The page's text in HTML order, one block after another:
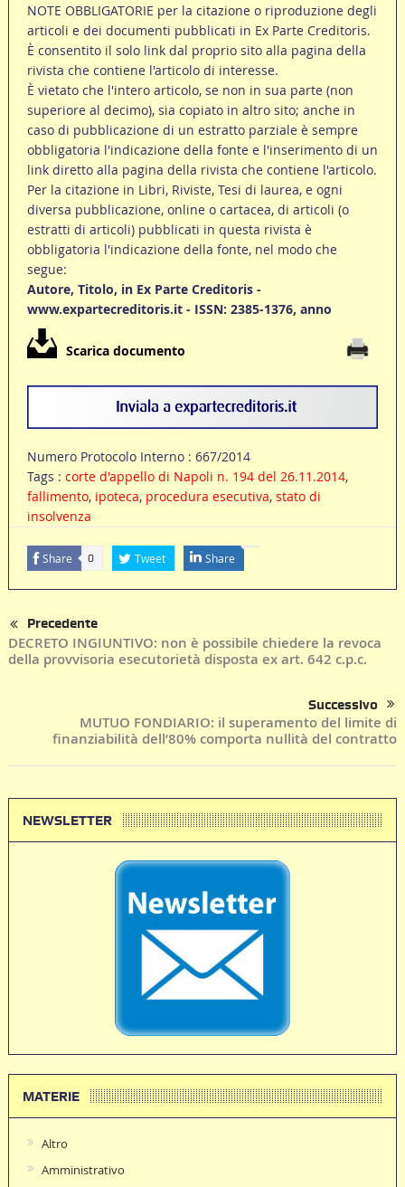
NOTE OBBLIGATORIE per la citazione o riproduzione degli
articoli e dei documenti pubblicati in Ex Parte Creditoris.
È consentito il solo link dal proprio sito alla pagina della
rivista che contiene l'articolo di interesse.
È vietato che l'intero articolo, se non in sua parte (non
superiore al decimo), sia copiato in altro sito; anche in
caso di pubblicazione di un estratto parziale è sempre
obbligatoria l'indicazione della fonte e l'inserimento di un
link diretto alla pagina della rivista che contiene l'articolo.
Per la citazione in Libri, Riviste, Tesi di laurea, e ogni
diversa pubblicazione, online o cartacea, di articoli (o
estratti di articoli) pubblicati in questa rivista è
obbligatoria l'indicazione della fonte, nel modo che
segue:
Autore, Titolo, in Ex Parte Creditoris -
www.expartecreditoris.it - ISSN: 2385-1376, anno
Scarica documento
Numero Protocolo Interno : 667/2014
Tags : corte d'appello di Napoli n. 194 del 26.11.2014,
fallimento, ipoteca, procedura esecutiva, stato di
insolvenza
Share 0 Tweet Share
Precedente
DECRETO INGIUNTIVO: non è possibile chiedere la revoca
della provvisoria esecutorietà disposta ex art. 642 c.p.c.
Successivo
MUTUO FONDIARIO: il superamento del limite di
finanziabilità dell’80% comporta nullità del contratto
NEWSLETTER
MATERIE
Altro
Amministrativo